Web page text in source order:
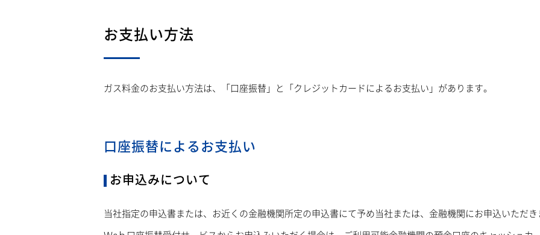
お支払い方法
ガス料金のお支払い方法は、「口座振替」と「クレジットカードによるお支払い」があります。
口座振替によるお支払い
お申込みについて
当社指定の申込書または、お近くの金融機関所定の申込書にて予め当社または、金融機関にお申込いただ